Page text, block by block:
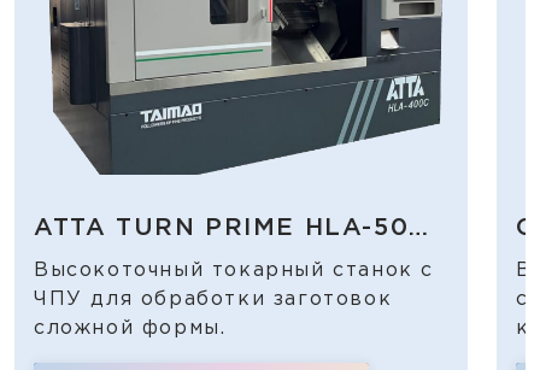
ATTA TURN PRIME HLA-500
CY
Высокоточный токарный станок с
ЧПУ для обработки заготовок
сложной формы.
с